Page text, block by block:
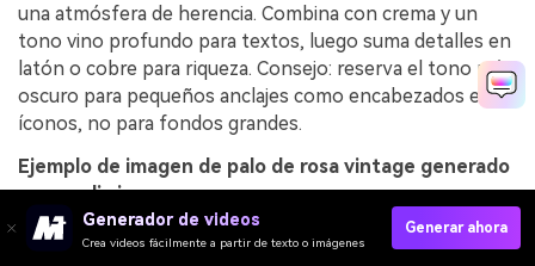
una atmósfera de herencia. Combina con crema y un
tono vino profundo para textos, luego suma detalles en
latón o cobre para riqueza. Consejo: reserva el tono más
oscuro para pequeños anclajes como encabezados e
íconos, no para fondos grandes.
Ejemplo de imagen de palo de rosa vintage generado
con media.io
Generador de videos
Crea videos fácilmente a partir de texto o imágenes
Generar ahora